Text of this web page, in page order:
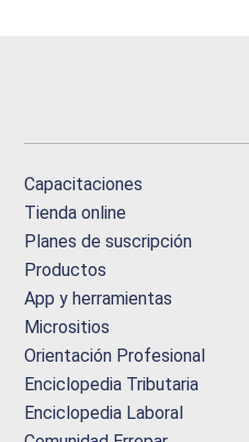
Capacitaciones
Tienda online
Planes de suscripción
Productos
App y herramientas
Micrositios
Orientación Profesional
Enciclopedia Tributaria
Enciclopedia Laboral